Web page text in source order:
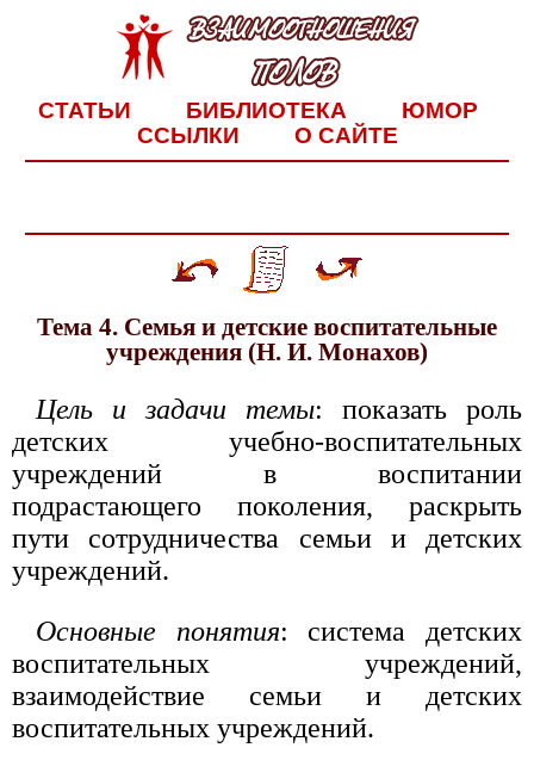
СТАТЬИ БИБЛИОТЕКА
ЮМОР
ССЫЛКИ
О САЙТЕ
Тема 4. Семья и детские воспитательные
учреждения (Н. И. Монахов)
Цель и задачи темы: показать роль
детских учебно-воспитательных
учреждений в воспитании
подрастающего поколения, раскрыть
пути сотрудничества семьи и детских
учреждений.
Основные понятия: система детских
воспитательных учреждений,
взаимодействие семьи и детских
воспитательных учреждений.